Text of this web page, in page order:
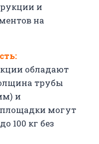
и
на
обладают
трубы
и
могут
100 кг без